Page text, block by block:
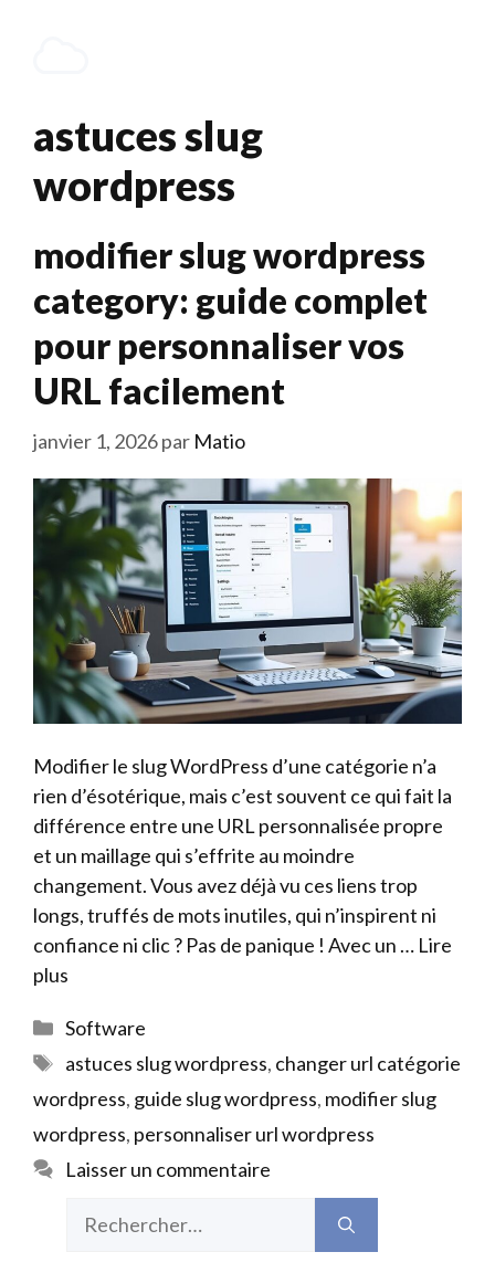
astuces slug
wordpress
modifier slug wordpress
category: guide complet
pour personnaliser vos
URL facilement
janvier 1, 2026par Matio
Modifier le slug WordPress d’une catégorie n’a
rien d’ésotérique, mais c’est souvent ce qui fait la
différence entre une URL personnalisée propre
et un maillage qui s’effrite au moindre
changement. Vous avez déjà vu ces liens trop
longs, truffés de mots inutiles, qui n’inspirent ni
confiance ni clic ? Pas de panique ! Avec un … Lire
plus
Catégories
Software
Étiquettes
astuces slug wordpress, changer url catégorie
wordpress, guide slug wordpress, modifier slug
wordpress, personnaliser url wordpress
Laisser un commentaire